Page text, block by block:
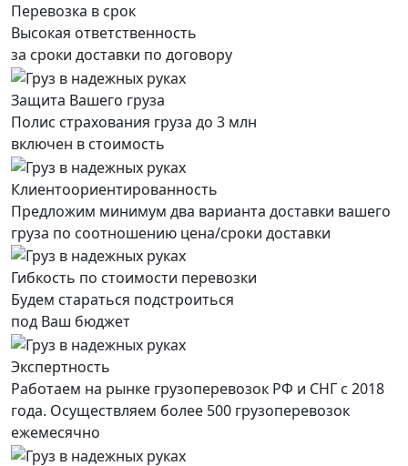
Перевозка в срок
Высокая ответственность
за сроки доставки по договору
Защита Вашего груза
Полис страхования груза до 3 млн
включен в стоимость
Клиентоориентированность
Предложим минимум два варианта доставки вашего
груза по соотношению цена/сроки доставки
Гибкость по стоимости перевозки
Будем стараться подстроиться
под Ваш бюджет
Экспертность
Работаем на рынке грузоперевозок РФ и СНГ с 2018
года. Осуществляем более 500 грузоперевозок
ежемесячно